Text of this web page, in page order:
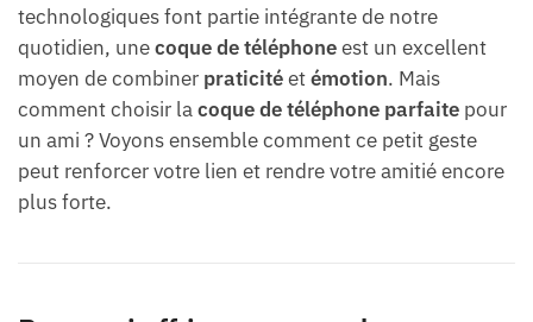
technologiques font partie intégrante de notre
quotidien, unecoque de téléphoneest un excellent
moyen de combiner praticitéetémotion. Mais
comment choisir lacoque de téléphone parfaite pour
un ami ? Voyons ensemble comment ce petit geste
peut renforcer votre lien et rendre votre amitié encore
plus forte.